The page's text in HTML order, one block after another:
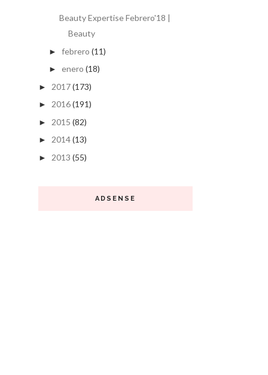
Beauty Expertise Febrero'18 |
Beauty
► febrero (11)
► enero (18)
► 2017(173)
► 2016(191)
► 2015 (82)
► 2014(13)
► 2013 (55)
ADSENSE